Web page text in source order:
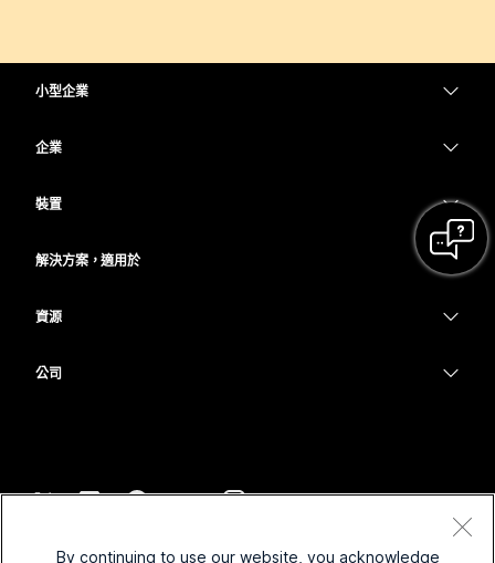
小型企業
企業
Contact Center
裝置
解決方案，適用於
非營利
資源
公司
聯絡銷售人員
By continuing to use our website, you acknowledge